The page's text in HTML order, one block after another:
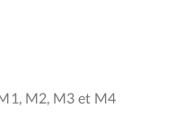
M2, M3 et M4